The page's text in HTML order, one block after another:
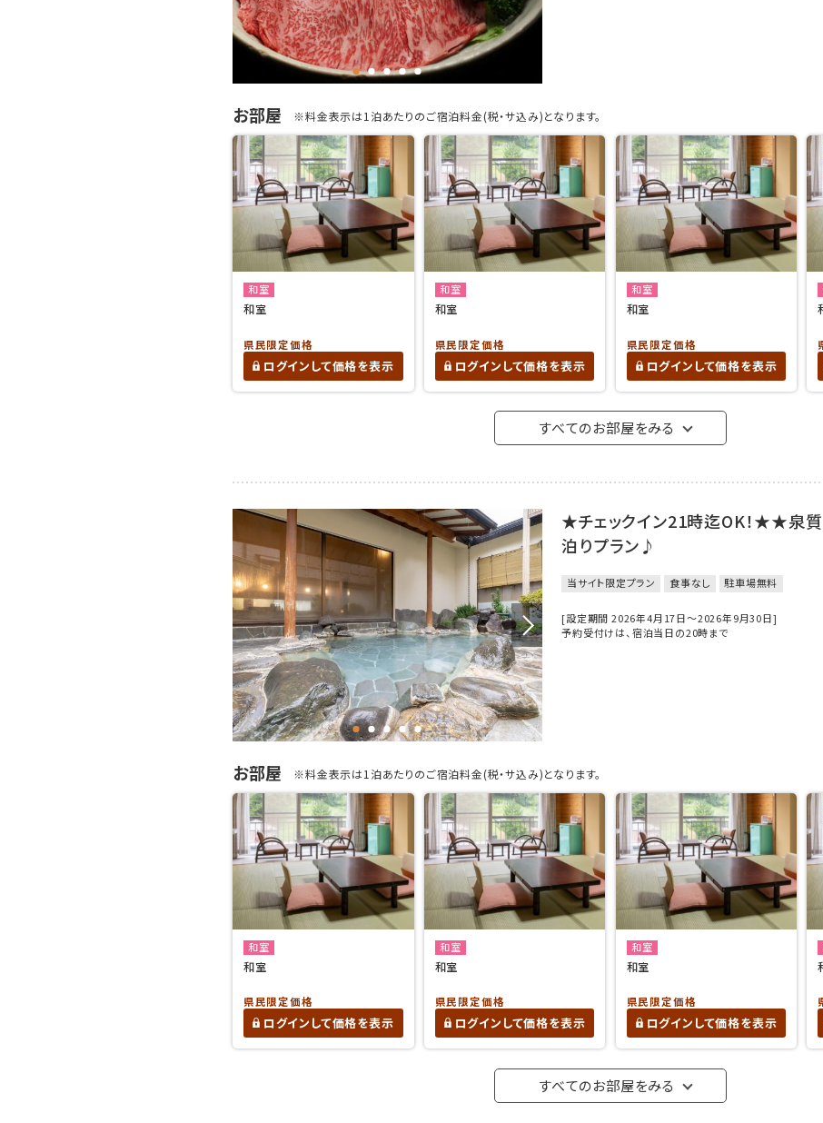
お部屋 ※料金表示は1泊あたりのご宿泊料金(税・サ込み)となります。
和室
和室
県民限定価格
ログインして価格を表示
和室
和室
県民限定価格
ログインして価格を表示
和室
和室
県民限定価格
ログインして価格を表示
すべてのお部屋をみる
★チェックイン21時迄OK！★★泉
泊りプラン♪
当サイト限定プラン 食事なし 駐車場無料
[設定期間 2026年4月17日～2026年9月30日]
予約受付けは、宿泊当日の20時まで
お部屋 ※料金表示は1泊あたりのご宿泊料金(税・サ込み)となります。
和室
和室
県民限定価格
ログインして価格を表示
和室
和室
県民限定価格
ログインして価格を表示
和室
和室
県民限定価格
ログインして価格を表示
すべてのお部屋をみる